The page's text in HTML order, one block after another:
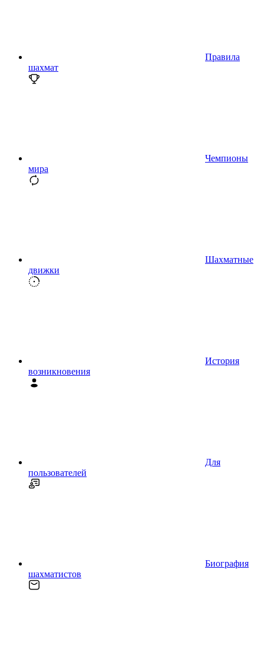
Правила
шахмат
Чемпионы
мира
Шахматные
движки
История
возникновения
Для
пользователей
Биография
шахматистов